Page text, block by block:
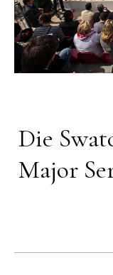
Search
Die
Major